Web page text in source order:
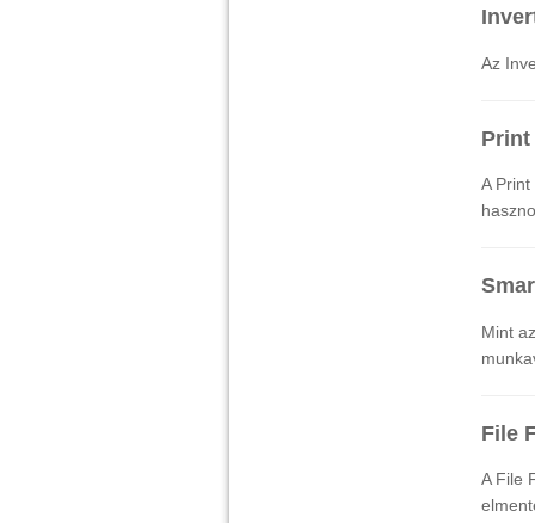
Az
Print
A
Mint
File
A File